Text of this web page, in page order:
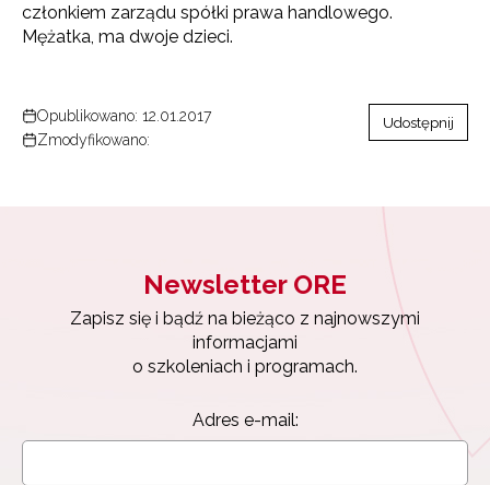
członkiem zarządu spółki prawa handlowego.
Mężatka, ma dwoje dzieci.
Opublikowano: 12.01.2017
Zmodyfikowano:
Udostępnij
Newsletter ORE
Zapisz się i bądź na bieżąco z najnowszymi
informacjami
o szkoleniach i programach.
Adres e-mail: